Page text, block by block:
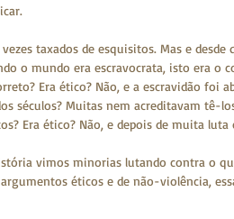
taxados de esquisitos. Mas e desde
o mundo era escravocrata, isto era o
Era ético? Não, e a escravidão foi
séculos? Muitas nem acreditavam tê-
Era ético? Não, e depois de muita
vimos minorias lutando contra o
éticos e de não-violência,